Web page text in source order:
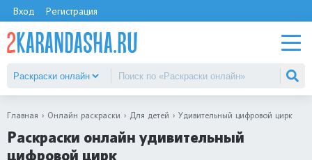
Вход Регистрация
Главная Онлайн раскраски Для детей Удивительный цифровой цирк
Раскраски онлайн удивительный
цифровой цирк